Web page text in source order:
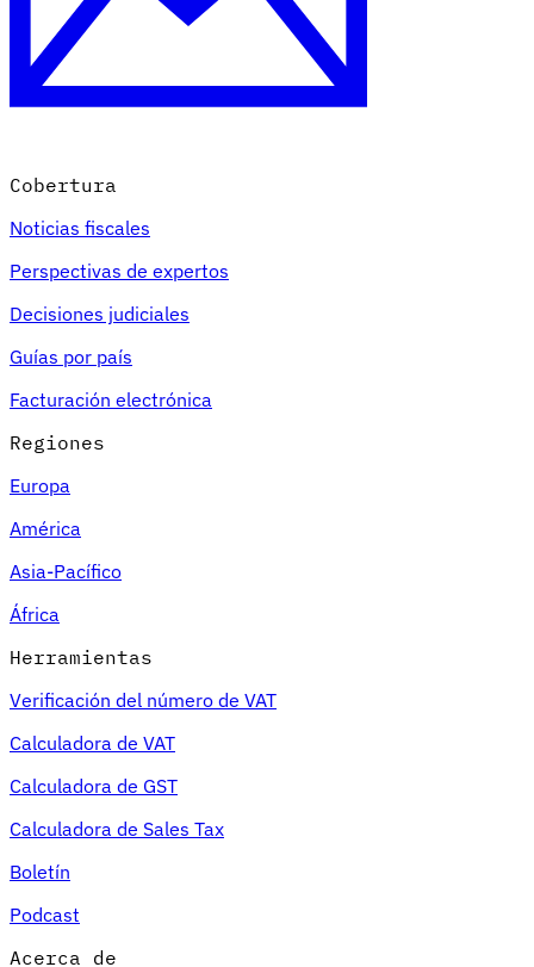
Cobertura
Noticias fiscales
Perspectivas de expertos
Decisiones judiciales
Guías por país
Facturación electrónica
Regiones
Europa
América
Asia-Pacífico
África
Herramientas
Verificación del número de VAT
Calculadora de VAT
Calculadora de GST
Calculadora de Sales Tax
Boletín
Podcast
Acerca de